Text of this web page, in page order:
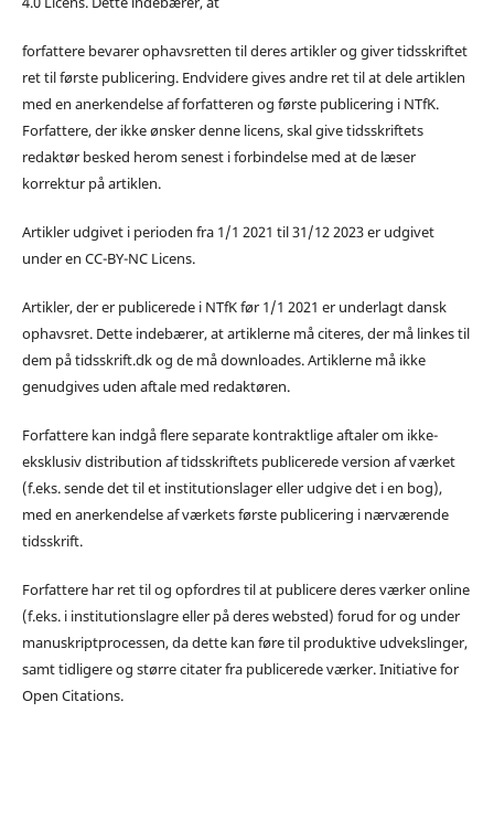
forfattere bevarer ophavsretten til deres artikler og giver tidsskriftet
ret til første publicering. Endvidere gives andre ret til at dele artiklen
med en anerkendelse af forfatteren og første publicering i NTfK.
Forfattere, der ikke ønsker denne licens, skal give tidsskriftets
redaktør besked herom senest i forbindelse med at de læser
korrektur på artiklen.
Artikler udgivet i perioden fra 1/1 2021 til 31/12 2023 er udgivet
under en CC-BY-NC Licens.
Artikler, der er publicerede i NTfK før 1/1 2021 er underlagt dansk
ophavsret. Dette indebærer, at artiklerne må citeres, der må linkes til
dem på tidsskrift.dk og de må downloades. Artiklerne må ikke
genudgives uden aftale med redaktøren.
Forfattere kan indgå flere separate kontraktlige aftaler om ikke-
eksklusiv distribution af tidsskriftets publicerede version af værket
(f.eks. sende det til et institutionslager eller udgive det i en bog),
med en anerkendelse af værkets første publicering i nærværende
tidsskrift.
Forfattere har ret til og opfordres til at publicere deres værker online
(f.eks. i institutionslagre eller på deres websted) forud for og under
manuskriptprocessen, da dette kan føre til produktive udvekslinger,
samt tidligere og større citater fra publicerede værker. Initiative for
Open Citations.